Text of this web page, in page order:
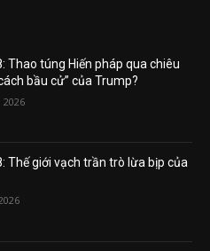
Thao túng Hiến pháp qua chiêu
bầu cử” của Trump?
2026
Thế giới vạch trần trò lừa bịp của